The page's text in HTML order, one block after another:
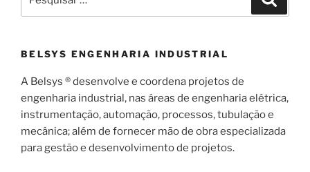
por:
BELSYS ENGENHARIA INDUSTRIAL
A Belsys ® desenvolve e coordena projetos de
engenharia industrial, nas áreas de engenharia elétrica,
instrumentação, automação, processos, tubulação e
mecânica; além de fornecer mão de obra especializada
para gestão e desenvolvimento de projetos.